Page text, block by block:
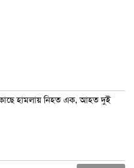
হামলায় নিহত এক, আহত দুই